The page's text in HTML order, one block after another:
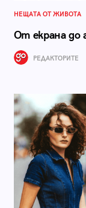
НЕЩАТА ОТ ЖИВОТА
От екрана до
РЕДАКТОРИТЕ